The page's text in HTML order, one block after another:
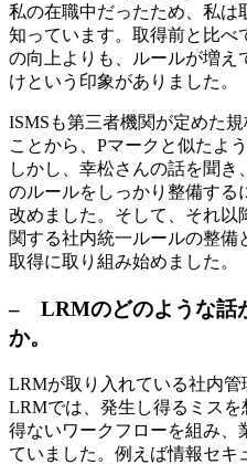
私の在職中だったため、私は
知っています。取得前と比べ
の向上よりも、ルールが増え
けという印象がありました。
ISMSも第三者機関が定めた
ことから、Pマークと似たよ
しかし、幸松さんの話を聞
のルールをしっかり整備する
改めました。そして、それ以
関する社内統一ルールの整備
取得に取り組み始めました。
– LRMのどのような話
か。
LRMが取り入れている社内管
LRMでは、発生し得るミス
得ないワークフローを組み、
ていました。例えば情報セキ